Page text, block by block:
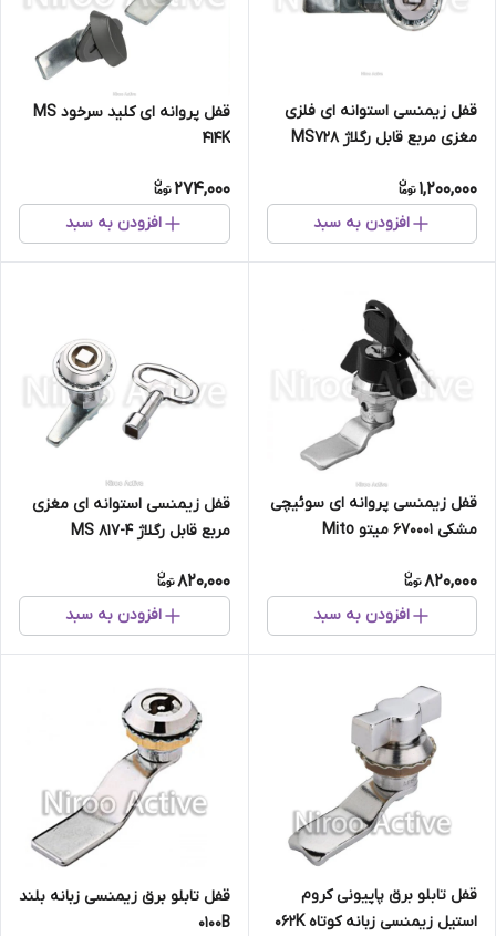
قفل زیمنسی استوانه ای فلزی
مغزی مربع قابل رگلاژ MS728
1,200,000
افزودن به سبد
قفل پروانه ای کلید سرخود MS
414K
274,000
افزودن به سبد
قفل زیمنسی پروانه ای سوئیچی
مشکی ۶۷۰۰۰۱ میتو Mito
820,000
افزودن به سبد
قفل زیمنسی استوانه ای مغزی
مربع قابل رگلاژ MS 817-4
820,000
افزودن به سبد
قفل تابلو برق پاپیونی کروم
استیل زیمنسی زبانه کوتاه ۰۶۲K
قفل تابلو برق زیمنسی زبانه بلند
۰۱۰۰B